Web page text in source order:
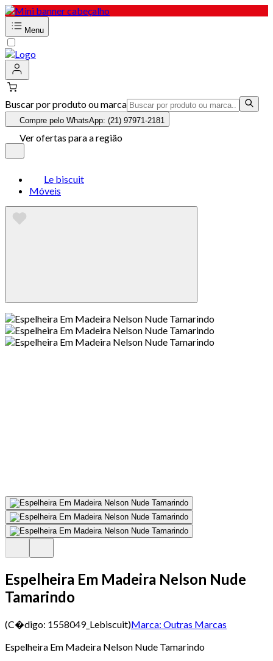
Menu
Buscar por produto ou marca
Compre pelo WhatsApp: (21) 97971-2181
Ver ofertas para a região
Le biscuit
Móveis
Espelheira Em Madeira Nelson Nude
Tamarindo
(C�digo: 1558049_Lebiscuit)Marca: Outras Marcas
Espelheira Em Madeira Nelson Nude Tamarindo